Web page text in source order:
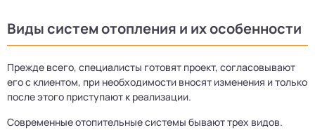
Виды систем отопления и их особенности
Прежде всего, специалисты готовят проект, согласовывают
его с клиентом, при необходимости вносят изменения и только
после этого приступают к реализации.
Современные отопительные системы бывают трех видов.